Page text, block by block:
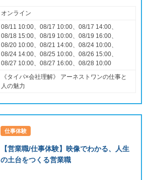
オンライン
08/11 10:00、08/17 10:00、08/17 14:00、
08/18 15:00、08/19 10:00、08/19 16:00、
08/20 10:00、08/21 14:00、08/24 10:00、
08/24 14:00、08/25 10:00、08/26 15:00、
08/27 10:00、08/27 16:00、08/28 10:00
《タイパ×会社理解》 アーネストワンの仕事と
人の魅力
仕事体験
【営業職/仕事体験】映像でわかる、人生
の土台をつくる営業職